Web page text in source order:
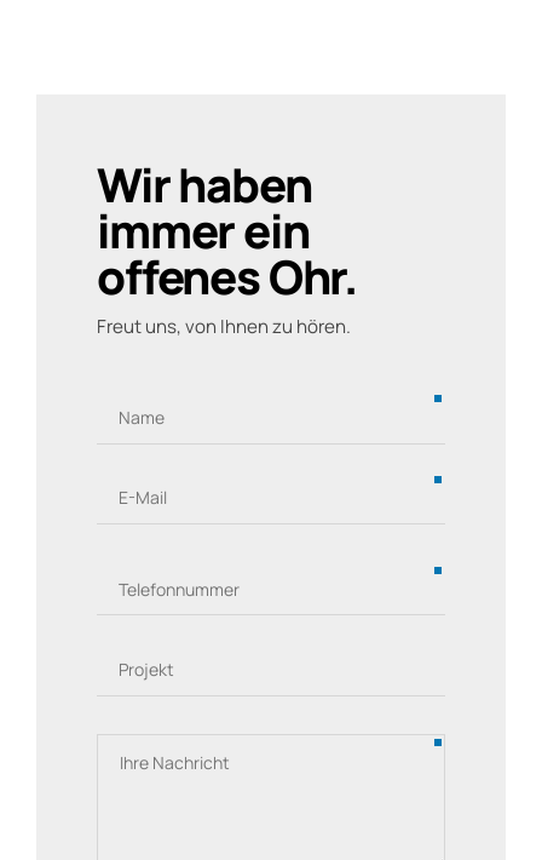
Wir haben
immer ein
offenes Ohr.
Freut uns, von Ihnen zu hören.